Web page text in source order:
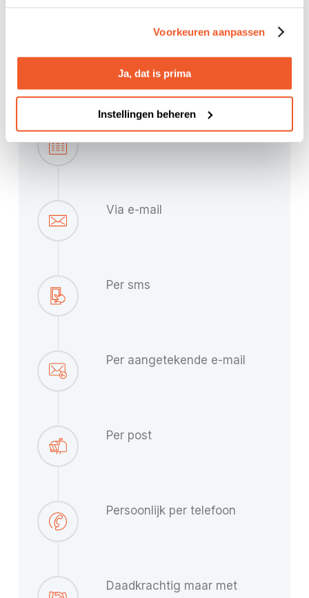
Voorkeuren aanpassen
Ja, dat is prima
Instellingen beheren
Pre incasso indienen
Zo benaderen wij uw klant
Doorgaans nog dezelfde dag
Via e-mail
Per sms
Per aangetekende e-mail
Per post
Persoonlijk per telefoon
Daadkrachtig maar met